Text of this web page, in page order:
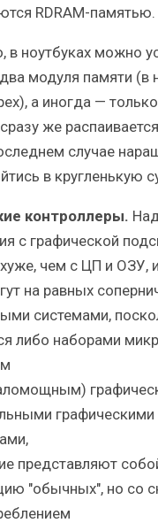
RDRAM-памятью.
в ноутбуках можно
модуля памяти (в
а иногда —
же
случае
в кругленькую
контроллеры.
с графической
чем с ЦП и ОЗУ,
на равных
системами,
либо наборами
графическими
представляют
"обычных", но со